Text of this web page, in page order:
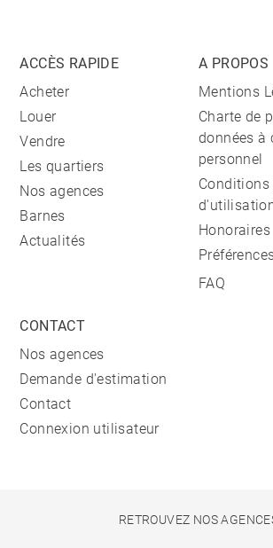
ACCÈS RAPIDE
Acheter
Louer
Vendre
Les quartiers
Nos agences
Barnes
Actualités
A PROPOS
Mentions
Charte de
données à
personnel
Conditions
Honoraires
FAQ
CONTACT
Nos agences
Demande d'estimation
Contact
Connexion utilisateur
RETROUVEZ NOS